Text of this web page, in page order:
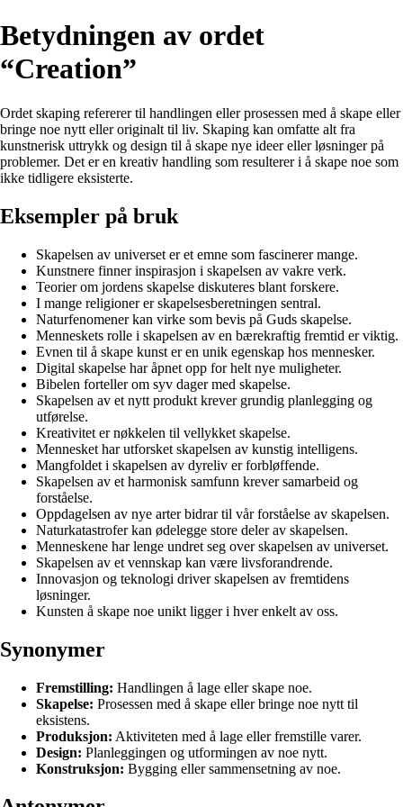
Betydningen av ordet
“Creation”
Ordet skaping refererer til handlingen eller prosessen med å skape eller
bringe noe nytt eller originalt til liv. Skaping kan omfatte alt fra
kunstnerisk uttrykk og design til å skape nye ideer eller løsninger på
problemer. Det er en kreativ handling som resulterer i å skape noe som
ikke tidligere eksisterte.
Eksempler på bruk
Skapelsen av universet er et emne som fascinerer mange.
Kunstnere finner inspirasjon i skapelsen av vakre verk.
Teorier om jordens skapelse diskuteres blant forskere.
I mange religioner er skapelsesberetningen sentral.
Naturfenomener kan virke som bevis på Guds skapelse.
Menneskets rolle i skapelsen av en bærekraftig fremtid er viktig.
Evnen til å skape kunst er en unik egenskap hos mennesker.
Digital skapelse har åpnet opp for helt nye muligheter.
Bibelen forteller om syv dager med skapelse.
Skapelsen av et nytt produkt krever grundig planlegging og
utførelse.
Kreativitet er nøkkelen til vellykket skapelse.
Mennesket har utforsket skapelsen av kunstig intelligens.
Mangfoldet i skapelsen av dyreliv er forbløffende.
Skapelsen av et harmonisk samfunn krever samarbeid og
forståelse.
Oppdagelsen av nye arter bidrar til vår forståelse av skapelsen.
Naturkatastrofer kan ødelegge store deler av skapelsen.
Menneskene har lenge undret seg over skapelsen av universet.
Skapelsen av et vennskap kan være livsforandrende.
Innovasjon og teknologi driver skapelsen av fremtidens
løsninger.
Kunsten å skape noe unikt ligger i hver enkelt av oss.
Synonymer
Fremstilling: Handlingen å lage eller skape noe.
Skapelse: Prosessen med å skape eller bringe noe nytt til
eksistens.
Produksjon: Aktiviteten med å lage eller fremstille varer.
Design: Planleggingen og utformingen av noe nytt.
Konstruksjon: Bygging eller sammensetning av noe.